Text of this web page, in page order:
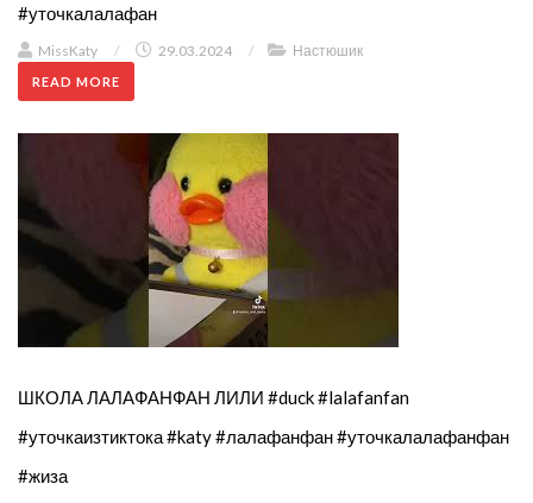
#уточкалалафан
MissKaty / 29.03.2024 / Настюшик
READ MORE
ШКОЛА ЛАЛАФАНФАН ЛИЛИ #duck #lalafanfan
#уточкаизтиктока #katy #лалафанфан #уточкалалафанфан
#жиза